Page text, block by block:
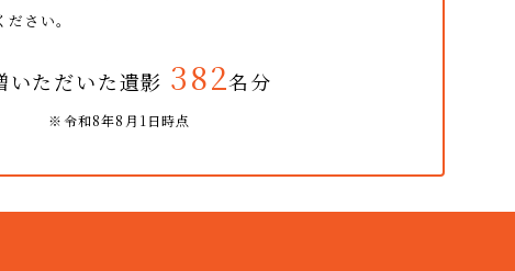
さい。
いただいた遺影 382名分
※令和8年8月1日時点